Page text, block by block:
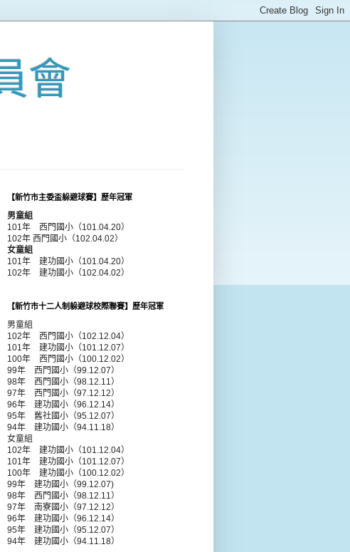
會
【新竹市主委盃躲避球賽】歷年冠軍
男童組
101年 西門國小（101.04.20）
102年 西門國小（102.04.02）
女童組
101年 建功國小（101.04.20）
102年 建功國小（102.04.02）
【新竹市十二人制躲避球校際聯賽】歷年冠軍
男童組
102年 西門國小（102.12.04）
101年 建功國小（101.12.07）
100年 西門國小（100.12.02）
99年 西門國小（99.12.07）
98年 西門國小（98.12.11）
97年 西門國小（97.12.12）
96年 建功國小（96.12.14）
95年 舊社國小（95.12.07）
94年 建功國小（94.11.18）
女童組
102年 建功國小（101.12.04）
101年 建功國小（101.12.07）
100年 建功國小（100.12.02）
99年 建功國小（99.12.07)
98年 西門國小（98.12.11）
97年 南寮國小（97.12.12）
96年 建功國小（96.12.14）
95年 建功國小（95.12.07）
94年 建功國小（94.11.18）